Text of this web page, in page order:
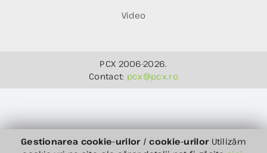
Video
PCX 2006-2026.
Contact: pcx@pcx.ro
Gestionarea cookie-urilor / cookie-urilorUtilizăm